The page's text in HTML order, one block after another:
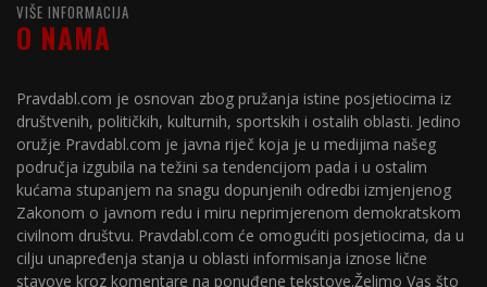
VIŠE INFORMACIJA
O NAMA
Pravdabl.com je osnovan zbog pružanja istine posjetiocima iz
društvenih, političkih, kulturnih, sportskih i ostalih oblasti. Jedino
oružje Pravdabl.com je javna riječ koja je u medijima našeg
područja izgubila na težini sa tendencijom pada i u ostalim
kućama stupanjem na snagu dopunjenih odredbi izmjenjenog
Zakonom o javnom redu i miru neprimjerenom demokratskom
civilnom društvu. Pravdabl.com će omogućiti posjetiocima, da u
cilju unapređenja stanja u oblasti informisanja iznose lične
stavove kroz komentare na ponuđene tekstove.Želimo Vas što